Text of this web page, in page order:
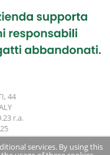
44
r.a.
services. By using this